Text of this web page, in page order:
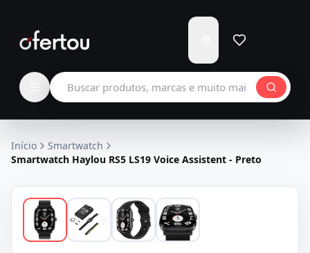
para
Carregando...
Buscar produtos
Início
Smartwatch
Smartwatch Haylou RS5 LS19 Voice Assistent - Preto